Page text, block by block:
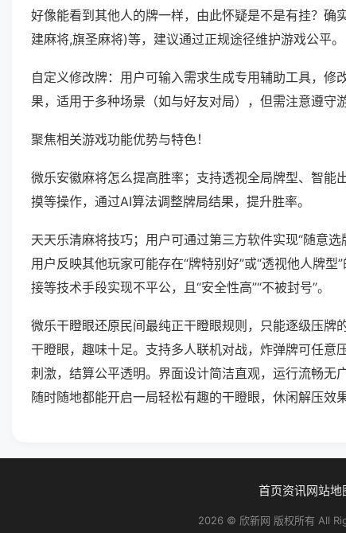
好像能看到其他人的牌一样，由此怀疑是不是有挂？确
建麻将,旗圣麻将)等，建议通过正规途径维护游戏公平。
自定义修改牌：用户可输入需求生成专用辅助工具，修
果，适用于多种场景（如与好友对局），但需注意遵守
聚焦相关游戏功能优势与特色！
微乐安徽麻将怎么提高胜率；支持透视全局牌型、智能
摸等操作，通过AI算法调整牌局结果，提升胜率。
天天乐清麻将技巧；用户可通过第三方软件实现“随意选
用户反映其他玩家可能存在“牌特别好”或“透视他人牌
接等技术手段实现不平公，且“安全性高”“不被封号”。
微乐干瞪眼还原民间最纯正干瞪眼规则，只能逐级压牌
干瞪眼，趣味十足。支持多人联机对战，炸弹牌可任意
刺激，结算公平透明。界面设计简洁直观，运行流畅无
随时随地都能开启一局轻松有趣的干瞪眼，休闲解压效果
首页资讯网站地
2026 © 欣新网 版权所有 All